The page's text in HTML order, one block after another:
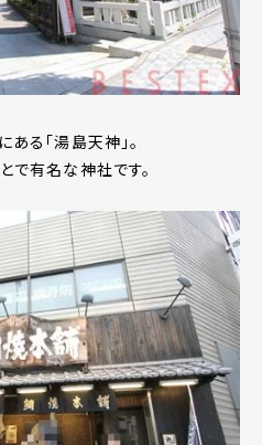
る「湯島天神」。
で有名な神社です。